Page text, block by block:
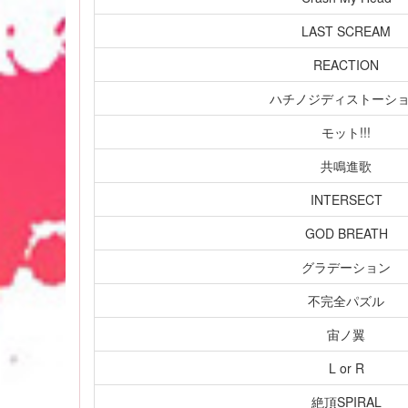
LAST SCREAM
REACTION
ハチノジディストーシ
モット!!!
共鳴進歌
INTERSECT
GOD BREATH
グラデーション
不完全パズル
宙ノ翼
L or R
絶頂SPIRAL